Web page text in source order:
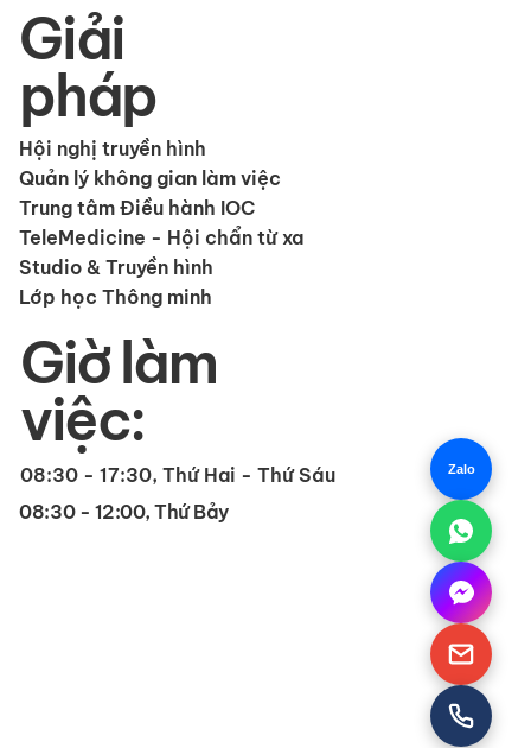
Giải
pháp
Hội nghị truyền hình
Quản lý không gian làm việc
Trung tâm Điều hành IOC
Studio & Truyền hình
TeleMedicine - Hội chẩn từ xa
Lớp học Thông minh
Giờ làm
việc:
08:30 - 17:30, Thứ Hai - Thứ Sáu
08:30 - 12:00, Thứ Bảy
Zalo